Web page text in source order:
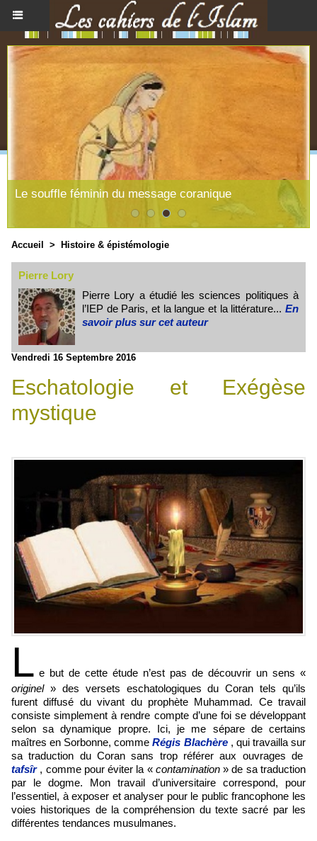
coranique Existe-t-il une
Accueil > Histoire & épistémologie
Pierre Lory
Pierre Lory a étudié les sciences politiques à
l’IEP de Paris, et la langue et la littérature... En
savoir plus sur cet auteur
Vendredi 16 Septembre 2016
Eschatologie et Exégèse
mystique
L e but de cette étude n’est pas de découvrir un sens «
originel» des versets eschatologiques du Coran tels qu’ils
furent diffusé du vivant du prophète Muhammad. Ce travail
consiste simplement à rendre compte d’une foi se développant
selon sa dynamique propre. Ici, je me sépare de certains
maîtres en Sorbonne, commeRégis Blachère, qui travailla sur
sa traduction du Coran sans trop référer aux ouvrages de
tafsîr, comme pour éviter la « contamination» de sa traduction
par le dogme. Mon travail d’universitaire correspond, pour
l’essentiel, à exposer et analyser pour le public francophone les
voies historiques de la compréhension du texte sacré par les
différentes tendances musulmanes.